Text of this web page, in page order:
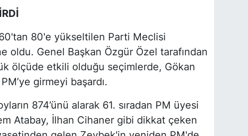
80'e yükseltilen Parti Meclisi
oldu. Genel Başkan Özgür Özel tarafından
ölçüde etkili olduğu seçimlerde, Gökan
girmeyi başardı.
874’ünü alarak 61. sıradan PM üyesi
Atabay, İlhan Cihaner gibi dikkat çeken